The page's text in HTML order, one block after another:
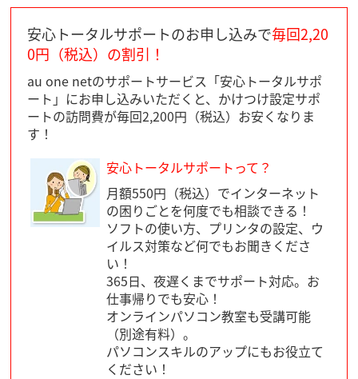
安心トータルサポートのお申し込みで毎回2,20
0円（税込）の割引！
au one netのサポートサービス「安心トータルサポ
ート」にお申し込みいただくと、かけつけ設定サポ
ートの訪問費が毎回2,200円（税込）お安くなりま
す！
安心トータルサポートって？
月額550円（税込）でインターネット
の困りごとを何度でも相談できる！
ソフトの使い方、プリンタの設定、ウ
イルス対策など何でもお聞きくださ
い！
365日、夜遅くまでサポート対応。お
仕事帰りでも安心！
オンラインパソコン教室も受講可能
（別途有料）。
パソコンスキルのアップにもお役立て
ください！